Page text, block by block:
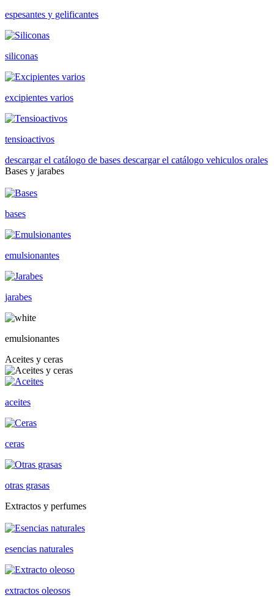
espesantes y gelificantes
siliconas
excipientes varios
tensioactivos
descargar el catálogo de bases descargar el catálogo vehiculos orales
Bases y jarabes
bases
emulsionantes
jarabes
emulsionantes
Aceites y ceras
aceites
ceras
otras grasas
Extractos y perfumes
esencias naturales
extractos oleosos